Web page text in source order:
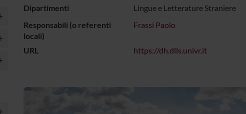
Dipartimenti
Lingue e Letterature Straniere
Responsabili (o referenti
locali)
Frassi Paolo
URL https://dh.dlls.univr.it